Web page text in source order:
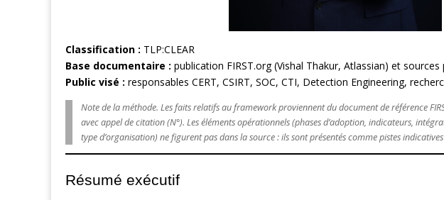
Classification : TLP:CLEAR
Base documentaire : publication FIRST.org (Vishal Thakur, Atlassian) et sources
Public visé : responsables CERT, CSIRT, SOC, CTI, Detection Engineering,
Note de la méthode. Les faits relatifs au framework proviennent du document de référence
avec appel de citation (N°). Les éléments opérationnels (phases d’adoption, indicateurs,
type d’organisation) ne figurent pas dans la source : ils sont présentés comme pistes
Résumé exécutif